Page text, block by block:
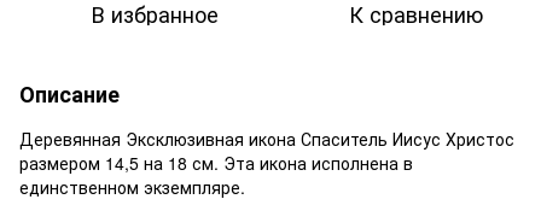
В избранное К сравнению
Описание
Деревянная Эксклюзивная икона Спаситель Иисус Христос
размером 14,5 на 18 см. Эта икона исполнена в
единственном экземпляре.